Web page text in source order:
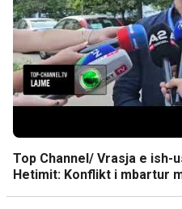
Top Channel/ Vrasja e ish-
Hetimit: Konflikt i mbartur